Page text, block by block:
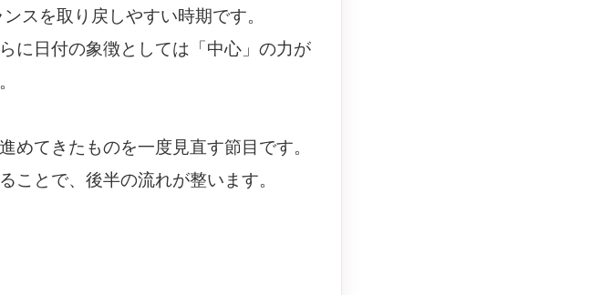
スを取り戻しやすい時期です。
に日付の象徴としては「中心」の力が
めてきたものを一度見直す節目です。
ことで、後半の流れが整います。